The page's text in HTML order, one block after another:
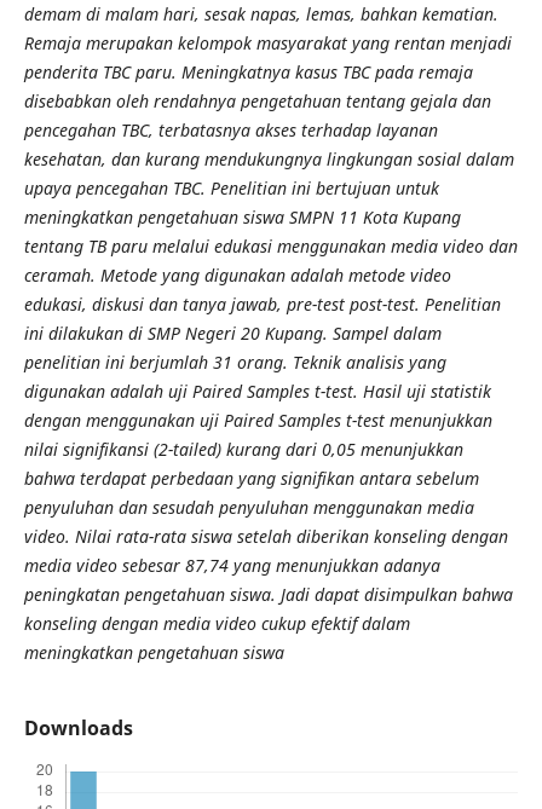
demam di malam hari, sesak napas, lemas, bahkan kematian.
Remaja merupakan kelompok masyarakat yang rentan menjadi
penderita TBC paru. Meningkatnya kasus TBC pada remaja
disebabkan oleh rendahnya pengetahuan tentang gejala dan
pencegahan TBC, terbatasnya akses terhadap layanan
kesehatan, dan kurang mendukungnya lingkungan sosial dalam
upaya pencegahan TBC. Penelitian ini bertujuan untuk
meningkatkan pengetahuan siswa SMPN 11 Kota Kupang
tentang TB paru melalui edukasi menggunakan media video dan
ceramah. Metode yang digunakan adalah metode video
edukasi, diskusi dan tanya jawab, pre-test post-test. Penelitian
ini dilakukan di SMP Negeri 20 Kupang. Sampel dalam
penelitian ini berjumlah 31 orang. Teknik analisis yang
digunakan adalah uji Paired Samples t-test. Hasil uji statistik
dengan menggunakan uji Paired Samples t-test menunjukkan
nilai signifikansi (2-tailed) kurang dari 0,05 menunjukkan
bahwa terdapat perbedaan yang signifikan antara sebelum
penyuluhan dan sesudah penyuluhan menggunakan media
video. Nilai rata-rata siswa setelah diberikan konseling dengan
media video sebesar 87,74 yang menunjukkan adanya
peningkatan pengetahuan siswa. Jadi dapat disimpulkan bahwa
konseling dengan media video cukup efektif dalam
meningkatkan pengetahuan siswa
Downloads